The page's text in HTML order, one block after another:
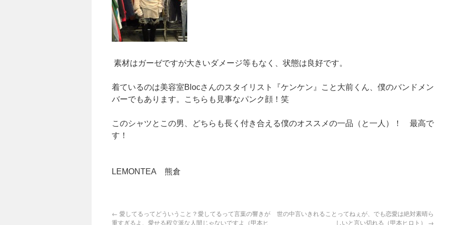
素材はガーゼですが大きいダメージ等もなく、状態は良好です。
着ているのは美容室Blocさんのスタイリスト『ケンケン』こと大前くん、僕のバンドメン
バーでもあります。こちらも見事なパンク顔！笑
このシャツとこの男、どちらも長く付き合える僕のオススメの一品（と一人）！ 最高で
す
LEMONTEA 熊倉
← 愛してるってどういうこと？愛してるって言葉の響きが
重すぎるよ、愛せる程立派な人間じゃないですよ（甲本ヒ
世の中言いきれることってねぇが、でも恋愛は絶対素晴ら
しいと言い切れる（甲本ヒロト） →